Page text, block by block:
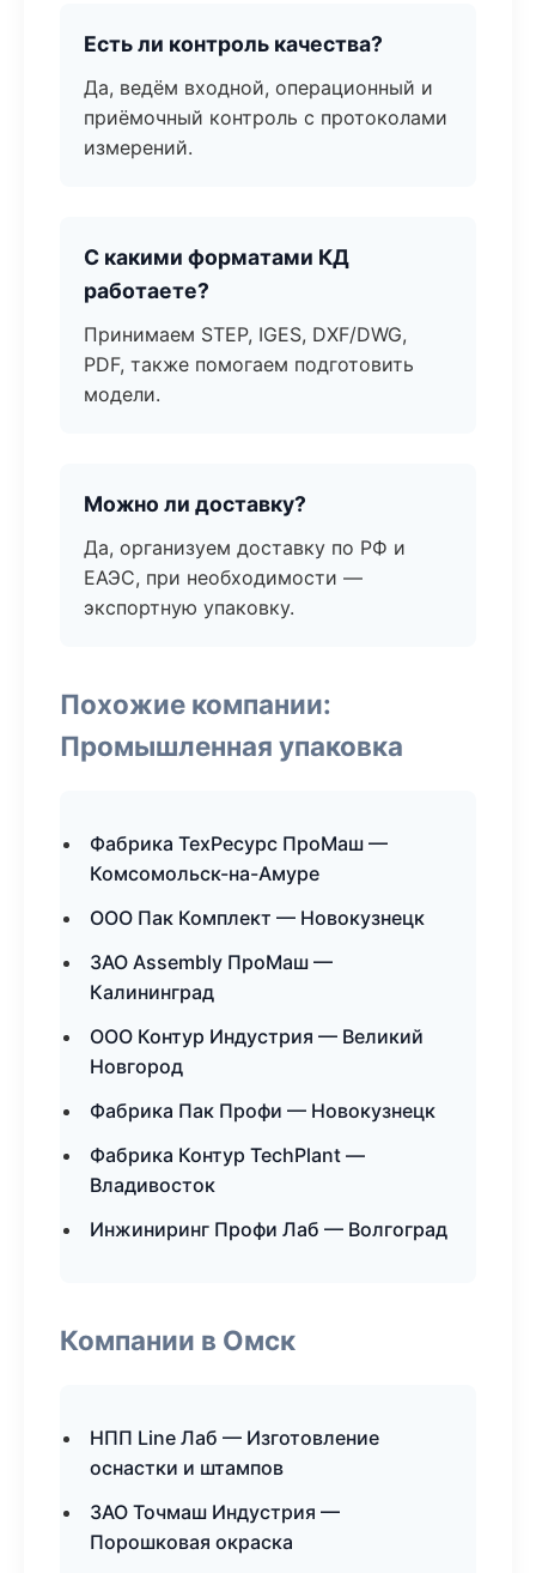
Есть ли контроль качества?
Да, ведём входной, операционный и
приёмочный контроль с протоколами
измерений.
С какими форматами КД
работаете?
Принимаем STEP, IGES, DXF/DWG,
PDF, также помогаем подготовить
модели.
Можно ли доставку?
Да, организуем доставку по РФ и
ЕАЭС, при необходимости —
экспортную упаковку.
Похожие компании:
Промышленная упаковка
Фабрика ТехРесурс ПроМаш —
Комсомольск-на-Амуре
ООО Пак Комплект — Новокузнецк
ЗАО Assembly ПроМаш —
Калининград
ООО Контур Индустрия — Великий
Новгород
Фабрика Пак Профи — Новокузнецк
Фабрика Контур TechPlant —
Владивосток
Инжиниринг Профи Лаб — Волгоград
Компании в Омск
НПП Line Лаб — Изготовление
оснастки и штампов
ЗАО Точмаш Индустрия —
Порошковая окраска